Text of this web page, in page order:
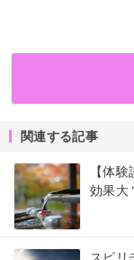
関連する記事
【体
効果大